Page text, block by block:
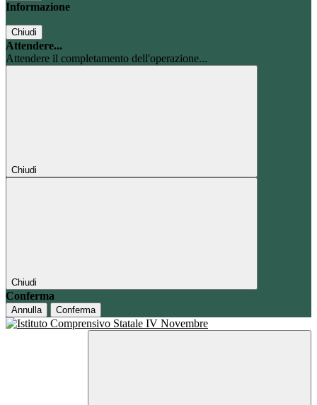
Informazione
Chiudi
Attendere...
Attendere il completamento dell'operazione...
Chiudi
Chiudi
Conferma
Annulla Conferma